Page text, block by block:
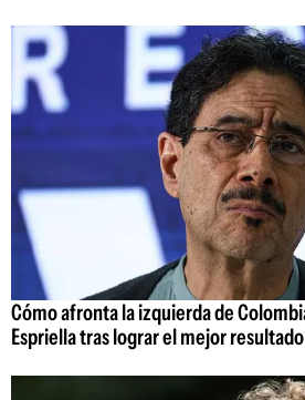
Cómo afronta la izquierda de
Espriella tras lograr el mejor